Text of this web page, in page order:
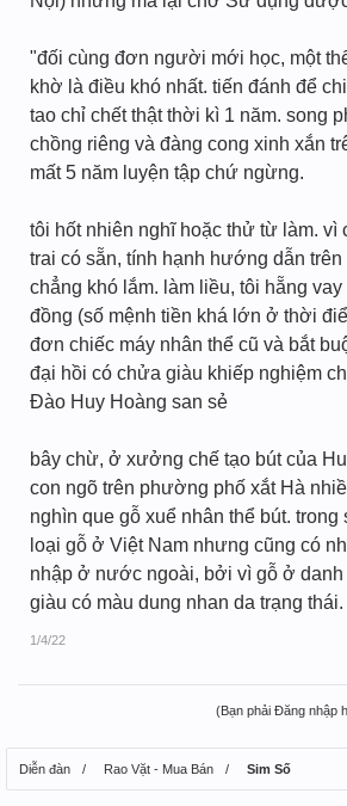
"đối cùng đơn người mới học, một
khờ là điều khó nhất. tiến đánh để
tao chỉ chết thật thời kì 1 năm. song
chồng riêng và đàng cong xinh xắn
mất 5 năm luyện tập chứ ngừng.
tôi hốt nhiên nghĩ hoặc thử từ làm. vì
trai có sẵn, tính hạnh hướng dẫn trên
chẳng khó lắm. làm liều, tôi hẵng vay
đồng (số mệnh tiền khá lớn ở thời
đơn chiếc máy nhân thể cũ và bắt
đại hồi có chửa giàu khiếp nghiệm
Đào Huy Hoàng san sẻ
bây chừ, ở xưởng chế tạo bút của
con ngõ trên phường phố xắt Hà
nghìn que gỗ xuể nhân thể bút. trong
loại gỗ ở Việt Nam nhưng cũng có
nhập ở nước ngoài, bởi vì gỗ ở
giàu có màu dung nhan da trạng thái.
1/4/22
(Bạn phải Đăng nhập
Diễn đàn Rao Vặt - Mua Bán Sim Số